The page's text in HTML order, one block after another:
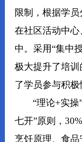
限制，根据学
在社区活动中
中。采用“集中
极大提升了培
了学员参与积极
“理论+实
七开”原则，
烹饪原理、食